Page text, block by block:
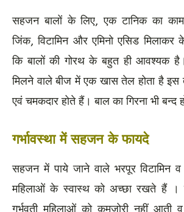
सहजन बालों के लिए, एक टानिक का
जिंक, विटामिन और एमिनो एसिड मिलाकर
कि बालों की गोरथ के बहुत ही
मिलने वाले बीज में एक खास तेल होता है
एवं चमकदार होते हैं। बाल का गिरना भी बन्द
गर्भावस्था में सहजन के फायदे
सहजन में पाये जाने वाले भरपूर विटामिन व
महिलाओं के स्वास्थ को अच्छा रखते हैं
गर्भवती महिलाओं को कमजोरी नहीं आती